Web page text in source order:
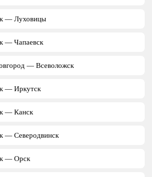
— Луховицы
— Чапаевск
— Всеволожск
— Иркутск
— Канск
— Северодвинск
— Орск